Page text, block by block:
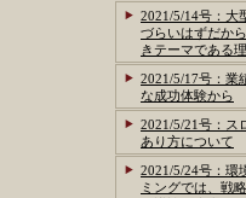
2021/5/14号：大
づらいはずだか
きテーマである
2021/5/17号：業
な成功体験から
2021/5/21号：ス
あり方について
2021/5/24号：環
ミングでは、戦